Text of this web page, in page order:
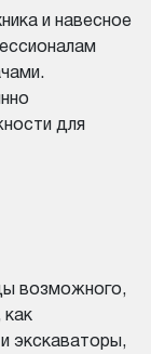
и навесное
для
возможного,
как
экскаваторы,